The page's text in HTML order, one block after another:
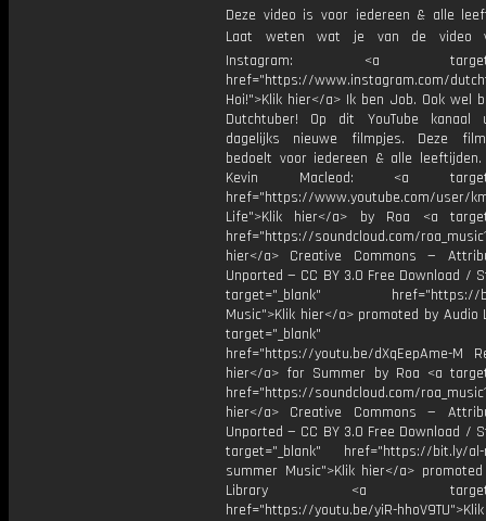
Deze video is voor iedereen & alle
Laat weten wat je van de video
Instagram: <a
href="https://www.instagram.com/
Hoi!">Klik hier</a> Ik ben Job. Ook wel
Dutchtuber! Op dit YouTube kanaal
dagelijks nieuwe filmpjes. Deze
bedoelt voor iedereen & alle
Kevin Macleod: <a
href="https://www.youtube.com/user/
Life">Klik hier</a> by Roa <a
href="https://soundcloud.com/
hier</a> Creative Commons —
Unported — CC BY 3.0 Free Download /
target="_blank" href="https://
Music">Klik hier</a> promoted by Audio
target="_blank"
href="https://youtu.be/dXqEepAme-M
hier</a> for Summer by Roa <a
href="https://soundcloud.com/
hier</a> Creative Commons —
Unported — CC BY 3.0 Free Download /
target="_blank" href="https://bit.ly/al-
summer Music">Klik hier</a>
Library <a
href="https://youtu.be/yiR-